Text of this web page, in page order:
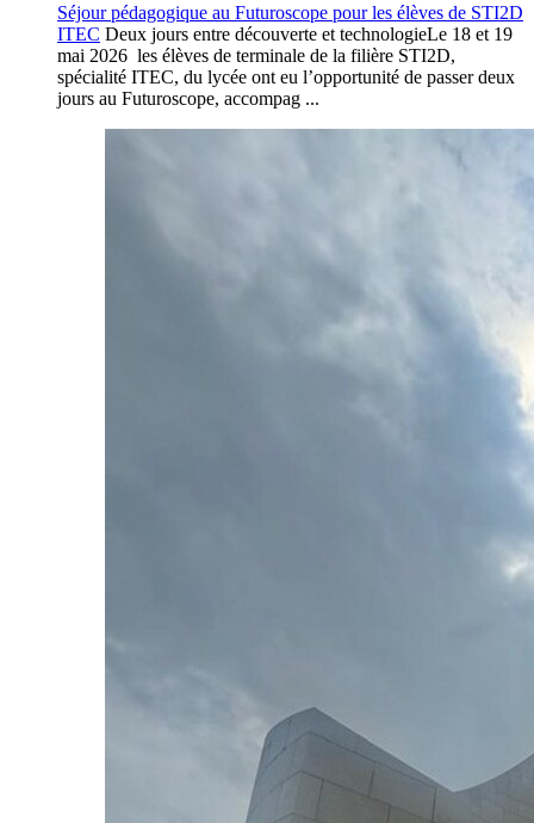
Séjour pédagogique au Futuroscope pour les élèves de STI2D
ITEC Deux jours entre découverte et technologieLe 18 et 19
mai 2026 les élèves de terminale de la filière STI2D,
spécialité ITEC, du lycée ont eu l’opportunité de passer deux
jours au Futuroscope, accompag ...